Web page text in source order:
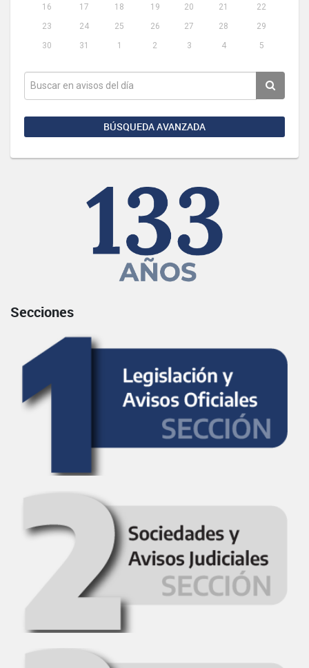
16
17 18 19 20 21
22
23
24 25 26 27 28
29
30
31 1 2 3 4 5
BÚSQUEDA AVANZADA
Secciones